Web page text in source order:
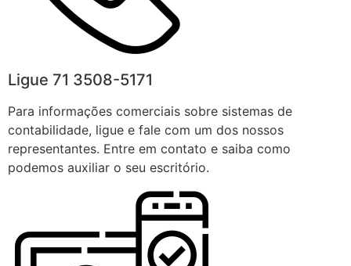
Ligue 71 3508-5171
Para informações comerciais sobre sistemas de
contabilidade, ligue e fale com um dos nossos
representantes. Entre em contato e saiba como
podemos auxiliar o seu escritório.